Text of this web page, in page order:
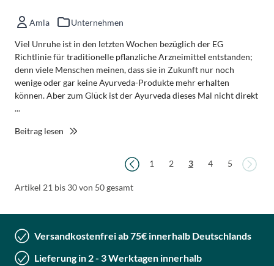
Amla Unternehmen
Viel Unruhe ist in den letzten Wochen bezüglich der EG
Richtlinie für traditionelle pflanzliche Arzneimittel entstanden;
denn viele Menschen meinen, dass sie in Zukunft nur noch
wenige oder gar keine Ayurveda-Produkte mehr erhalten
können. Aber zum Glück ist der Ayurveda dieses Mal nicht direkt
...
Beitrag lesen
Artikel 21 bis 30 von 50 gesamt
Seite Seite
1 Seite
2 Sie lesen gerade die
3 Seite
4 Seite
5
Seite
Versandkostenfrei ab 75€ innerhalb Deutschlands
Lieferung in 2 - 3 Werktagen innerhalb